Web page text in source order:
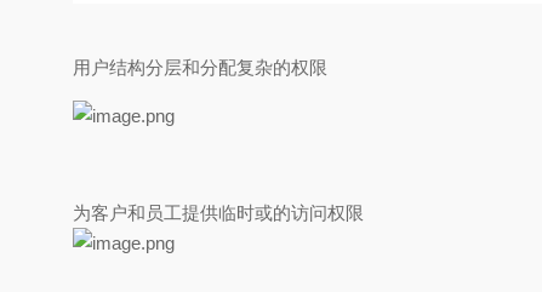
用户结构分层和分配复杂的权限
为客户和员工提供临时或的访问权限